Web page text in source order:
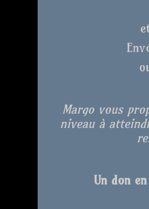
Margo vous
niveau à
Un don